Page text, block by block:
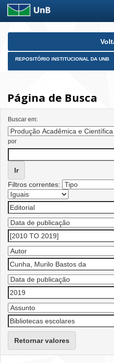
Skip
REPOSITÓRIO INSTITUCIONAL DA UNB
Página de Busca
Buscar em:
por
Filtros correntes:
Retornar valores